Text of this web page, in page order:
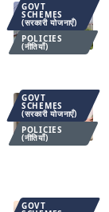
GOVT
SCHEMES
(सरकारी योजनाएँ)
POLICIES
(नीतियाँ)
GOVT
SCHEMES
(सरकारी योजनाएँ)
POLICIES
(नीतियाँ)
GOVT